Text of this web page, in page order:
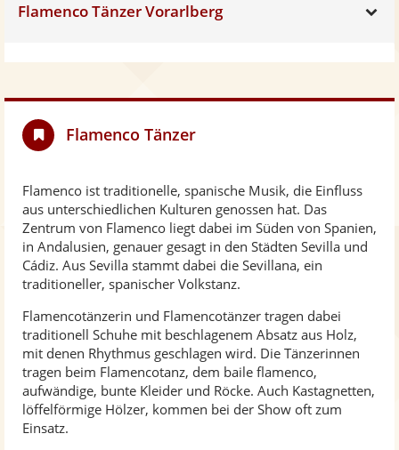
Flamenco Tänzer Vorarlberg
Flamenco Tänzer
Flamenco ist traditionelle, spanische Musik, die Einfluss
aus unterschiedlichen Kulturen genossen hat. Das
Zentrum von Flamenco liegt dabei im Süden von Spanien,
in Andalusien, genauer gesagt in den Städten Sevilla und
Cádiz. Aus Sevilla stammt dabei die Sevillana, ein
traditioneller, spanischer Volkstanz.
Flamencotänzerin und Flamencotänzer tragen dabei
traditionell Schuhe mit beschlagenem Absatz aus Holz,
mit denen Rhythmus geschlagen wird. Die Tänzerinnen
tragen beim Flamencotanz, dem baile flamenco,
aufwändige, bunte Kleider und Röcke. Auch Kastagnetten,
löffelförmige Hölzer, kommen bei der Show oft zum
Einsatz.